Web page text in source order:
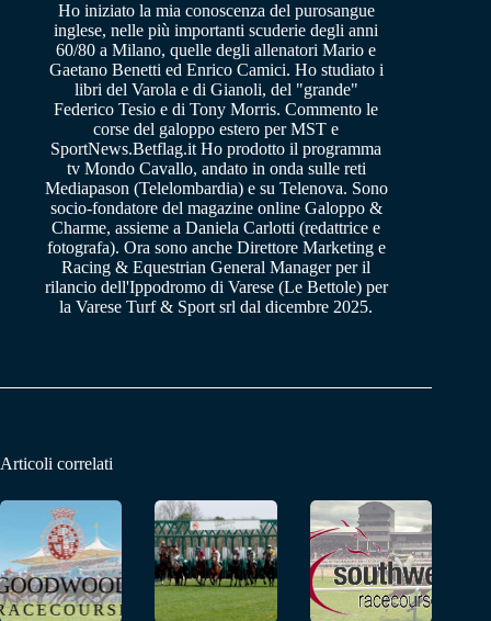
Ho iniziato la mia conoscenza del purosangue
inglese, nelle più importanti scuderie degli anni
60/80 a Milano, quelle degli allenatori Mario e
Gaetano Benetti ed Enrico Camici. Ho studiato i
libri del Varola e di Gianoli, del "grande"
Federico Tesio e di Tony Morris. Commento le
corse del galoppo estero per MST e
SportNews.Betflag.it Ho prodotto il programma
tv Mondo Cavallo, andato in onda sulle reti
Mediapason (Telelombardia) e su Telenova. Sono
socio-fondatore del magazine online Galoppo &
Charme, assieme a Daniela Carlotti (redattrice e
fotografa). Ora sono anche Direttore Marketing e
Racing & Equestrian General Manager per il
rilancio dell'Ippodromo di Varese (Le Bettole) per
la Varese Turf & Sport srl dal dicembre 2025.
Articoli correlati